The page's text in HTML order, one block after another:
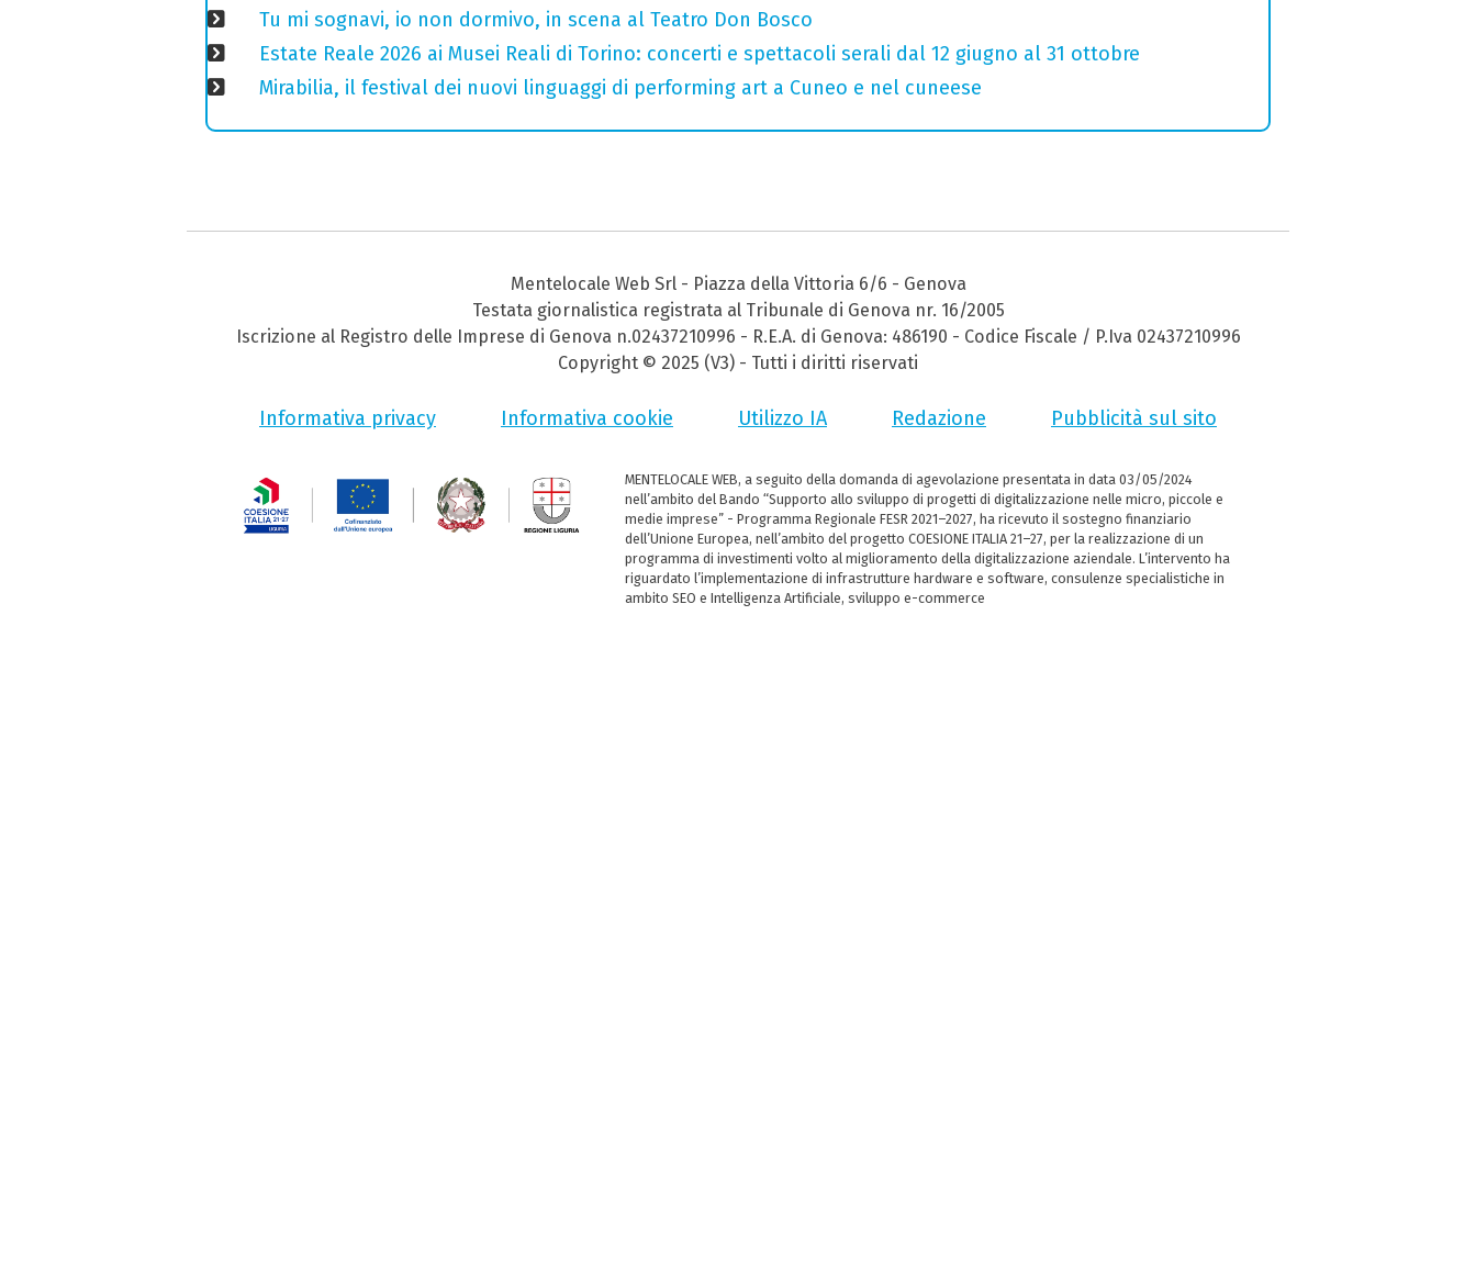
Tu mi sognavi, io non dormivo, in scena al Teatro Don Bosco
Estate Reale 2026 ai Musei Reali di Torino: concerti e spettacoli serali dal 12 giugno al 31 ottobre
Mirabilia, il festival dei nuovi linguaggi di performing art a Cuneo e nel cuneese
Mentelocale Web Srl - Piazza della Vittoria 6/6 - Genova
Testata giornalistica registrata al Tribunale di Genova nr. 16/2005
Iscrizione al Registro delle Imprese di Genova n.02437210996 - R.E.A. di Genova: 486190 - Codice Fiscale / P.Iva 02437210996
Copyright © 2025 (V3) - Tutti i diritti riservati
Informativa privacy Informativa cookie Utilizzo IA Redazione Pubblicità sul sito
MENTELOCALE WEB, a seguito della domanda di agevolazione presentata in data 03/05/2024
nell’ambito del Bando “Supporto allo sviluppo di progetti di digitalizzazione nelle micro, piccole e
medie imprese” - Programma Regionale FESR 2021–2027, ha ricevuto il sostegno finanziario
dell’Unione Europea, nell’ambito del progetto COESIONE ITALIA 21–27, per la realizzazione di un
programma di investimenti volto al miglioramento della digitalizzazione aziendale. L’intervento ha
riguardato l’implementazione di infrastrutture hardware e software, consulenze specialistiche in
ambito SEO e Intelligenza Artificiale, sviluppo e-commerce